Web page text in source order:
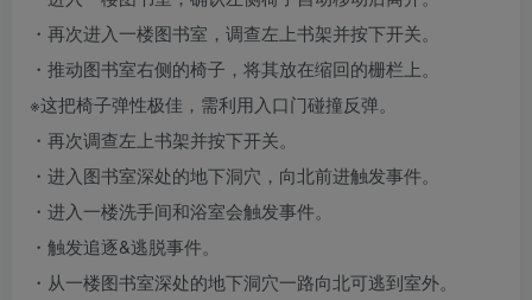
・再次进入一楼图书室，调查左上书架并按下开关。
・推动图书室右侧的椅子，将其放在缩回的栅栏上。
※这把椅子弹性极佳，需利用入口门碰撞反弹。
・再次调查左上书架并按下开关。
・进入图书室深处的地下洞穴，向北前进触发事件。
・进入一楼洗手间和浴室会触发事件。
・触发追逐&逃脱事件。
・从一楼图书室深处的地下洞穴一路向北可逃到室外。